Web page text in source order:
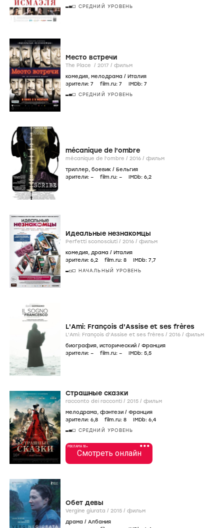
СРЕДНИЙ УРОВЕНЬ
Место встречи
The Place / 2017 / фильм
комедия, мелодрама / Италия
зрители: 7 film.ru: 7 IMDb: 7
СРЕДНИЙ УРОВЕНЬ
mécanique de l'ombre
mécanique de l'ombre / 2016 / фильм
триллер, боевик / Бельгия
зрители: – film.ru: – IMDb: 6,2
Идеальные незнакомцы
Perfetti sconosciuti / 2016 / фильм
комедия, драма / Италия
зрители: 6,2 film.ru: 8 IMDb: 7,7
НАЧАЛЬНЫЙ УРОВЕНЬ
L'Ami: François d'Assise et ses frères
L'Ami: François d'Assise et ses frères / 2016 / фильм
биография, исторический / Франция
зрители: – film.ru: – IMDb: 5,5
Страшные сказки
racconto dei racconti / 2015 / фильм
мелодрама, фэнтези / Франция
зрители: 6,8 film.ru: 8 IMDb: 6,4
СРЕДНИЙ УРОВЕНЬ
•••
РЕКЛАМА 18+
Смотреть онлайн
Обет девы
Vergine giurata / 2015 / фильм
драма / Албания